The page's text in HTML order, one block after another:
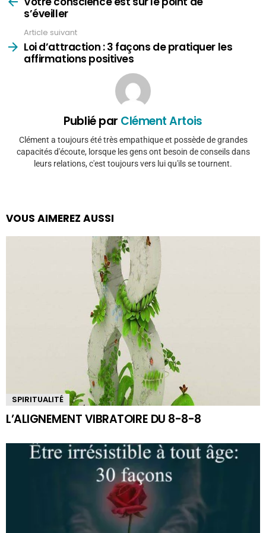
s’éveiller
Article suivant
Loi d’attraction : 3 façons de pratiquer les
affirmations positives
Publié par Clément Artois
Clément a toujours été très empathique et possède de grandes
capacités d'écoute, lorsque les gens ont besoin de conseils dans
leurs relations, c'est toujours vers lui qu'ils se tournent.
VOUS AIMEREZ AUSSI
SPIRITUALITÉ
L’ALIGNEMENT VIBRATOIRE DU 8-8-8